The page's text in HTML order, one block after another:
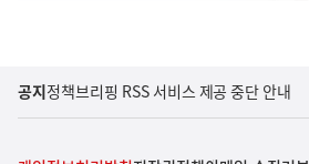
공지정책브리핑 RSS 서비스 제공 중단 안내